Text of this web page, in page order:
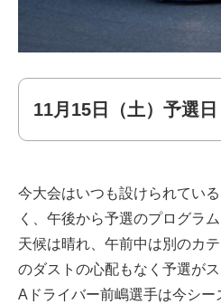
11月15日（土）予選日
今大会はいつも設けられてい
く、午後から予選のプログラム
天候は晴れ、午前中は別のカ
のダストの心配もなく予選がス
Aドライバー前嶋選手は今シ